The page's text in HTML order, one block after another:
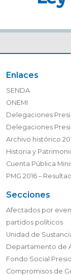
Enlaces
SENDA
ONEMI
Delegaciones
Delegaciones
Archivo histórico
Historia y
Cuenta Pública
PMG 2016 –
Secciones
Afectados por
partidos políticos
Unidad de
Departamento de
Fondo Social
Compromisos de